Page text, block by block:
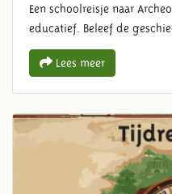
Een schoolreisje naar
educatief. Beleef de
Lees meer